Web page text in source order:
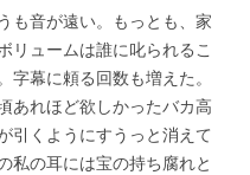
も音が遠い。もっとも、家
リュームは誰に叱られるこ
幕に頼る回数も増えた。
あれほど欲しかったバカ高
引くようにすうっと消えて
私の耳には宝の持ち腐れと